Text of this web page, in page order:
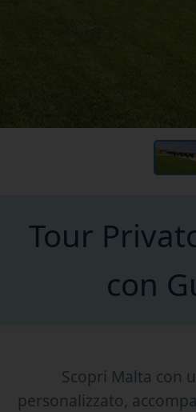
Tour
con
Scopri Malta con
personalizzato,